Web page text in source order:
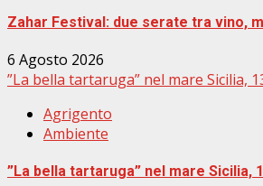
Zahar Festival: due serate tra vino,
6 Agosto 2026
”La bella tartaruga” nel mare Sicilia,
Agrigento
Ambiente
”La bella tartaruga” nel mare Sicilia,